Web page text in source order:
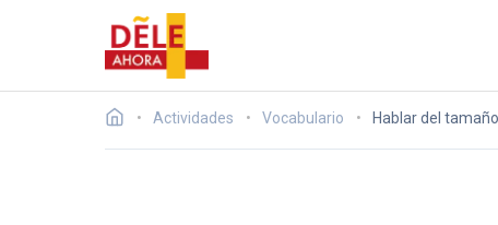
Actividades Vocabulario Hablar del